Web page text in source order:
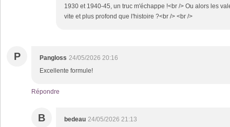
1930 et 1940-45, un truc m'échappe !<br /> Ou alors les
vite et plus profond que l'histoire ?<br /> <br />
P Pangloss 24/05/2026 20:16
Excellente formule!
Répondre
B bedeau 24/05/2026 21:13